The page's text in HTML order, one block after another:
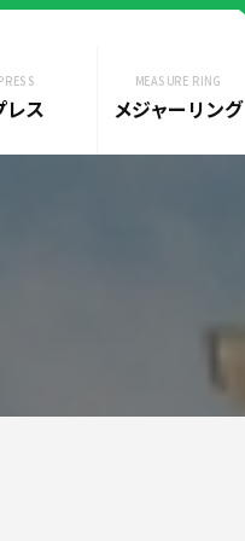
レス
MEASURE RING
メジャーリング